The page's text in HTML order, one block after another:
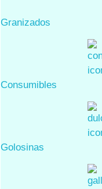
Granizados
Consumibles
Golosinas